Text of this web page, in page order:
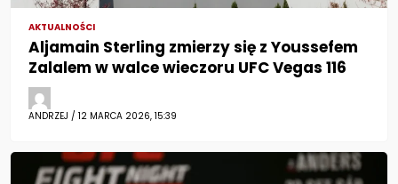
AKTUALNOŚCI
Aljamain Sterling zmierzy się z Youssefem
Zalalem w walce wieczoru UFC Vegas 116
ANDRZEJ / 12 MARCA 2026, 15:39